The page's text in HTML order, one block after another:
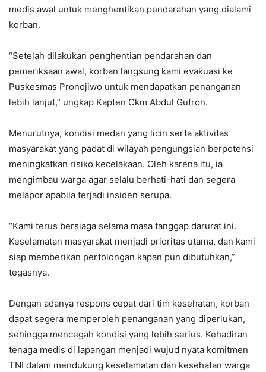
medis awal untuk menghentikan pendarahan yang dialami
korban.
“Setelah dilakukan penghentian pendarahan dan
pemeriksaan awal, korban langsung kami evakuasi ke
Puskesmas Pronojiwo untuk mendapatkan penanganan
lebih lanjut,” ungkap Kapten Ckm Abdul Gufron.
Menurutnya, kondisi medan yang licin serta aktivitas
masyarakat yang padat di wilayah pengungsian berpotensi
meningkatkan risiko kecelakaan. Oleh karena itu, ia
mengimbau warga agar selalu berhati-hati dan segera
melapor apabila terjadi insiden serupa.
“Kami terus bersiaga selama masa tanggap darurat ini.
Keselamatan masyarakat menjadi prioritas utama, dan kami
siap memberikan pertolongan kapan pun dibutuhkan,”
tegasnya.
Dengan adanya respons cepat dari tim kesehatan, korban
dapat segera memperoleh penanganan yang diperlukan,
sehingga mencegah kondisi yang lebih serius. Kehadiran
tenaga medis di lapangan menjadi wujud nyata komitmen
TNI dalam mendukung keselamatan dan kesehatan warga